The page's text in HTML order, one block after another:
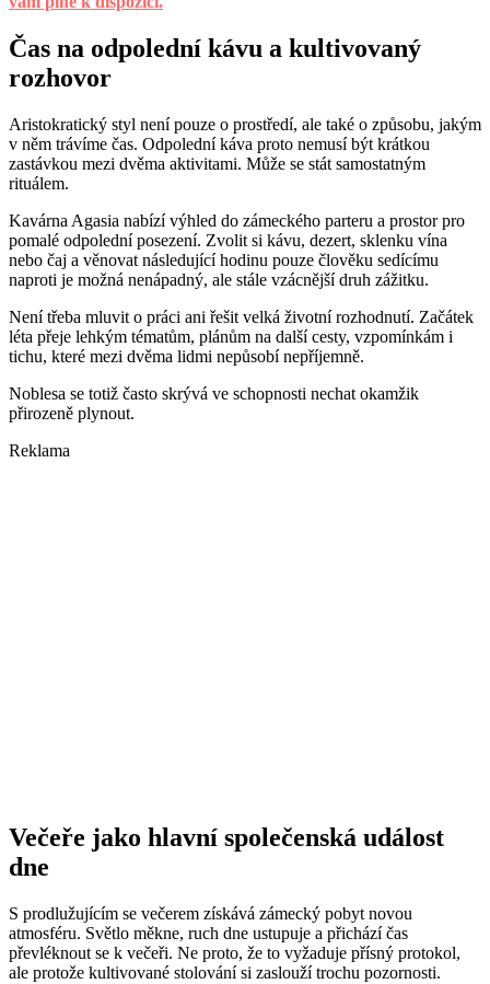
Čas na odpolední kávu a kultivovaný
rozhovor
Aristokratický styl není pouze o prostředí, ale také o způsobu, jakým
v něm trávíme čas. Odpolední káva proto nemusí být krátkou
zastávkou mezi dvěma aktivitami. Může se stát samostatným
rituálem.
Kavárna Agasia nabízí výhled do zámeckého parteru a prostor pro
pomalé odpolední posezení. Zvolit si kávu, dezert, sklenku vína
nebo čaj a věnovat následující hodinu pouze člověku sedícímu
naproti je možná nenápadný, ale stále vzácnější druh zážitku.
Není třeba mluvit o práci ani řešit velká životní rozhodnutí. Začátek
léta přeje lehkým tématům, plánům na další cesty, vzpomínkám i
tichu, které mezi dvěma lidmi nepůsobí nepříjemně.
Noblesa se totiž často skrývá ve schopnosti nechat okamžik
přirozeně plynout.
Reklama
Večeře jako hlavní společenská událost
dne
S prodlužujícím se večerem získává zámecký pobyt novou
atmosféru. Světlo měkne, ruch dne ustupuje a přichází čas
převléknout se k večeři. Ne proto, že to vyžaduje přísný protokol,
ale protože kultivované stolování si zaslouží trochu pozornosti.